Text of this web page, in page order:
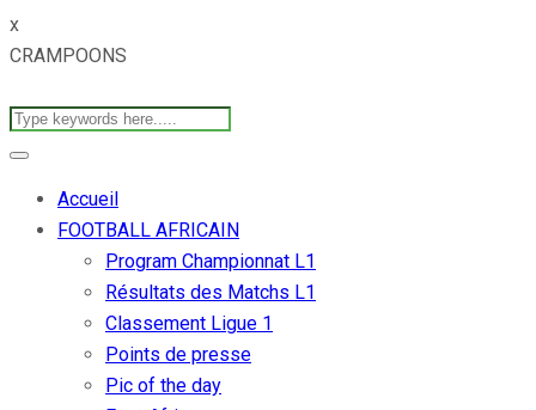
x
CRAMPOONS
Accueil
FOOTBALL AFRICAIN
Program Championnat L1
Résultats des Matchs L1
Classement Ligue 1
Points de presse
Pic of the day